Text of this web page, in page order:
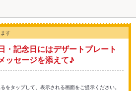
す
・記念日にはデザートプレート
ッセージを添えて♪
をタップして、表示される画面をご提示ください。